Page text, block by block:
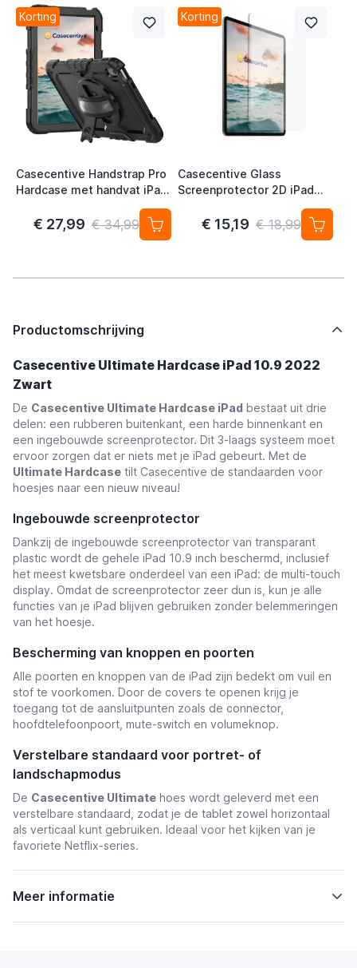
Korting
Casecentive Handstrap Pro
Hardcase met handvat iPad
10.9" (2022) / 11" (2025)
Zwart
€ 27,99 € 34,99
Korting
Casecentive Glass
Screenprotector 2D iPad
10.9" (2022) / 11" (2025)
€ 15,19 € 18,99
Productomschrijving
Casecentive Ultimate Hardcase iPad 10.9 2022
Zwart
De Casecentive Ultimate Hardcase iPad bestaat uit drie
delen: een rubberen buitenkant, een harde binnenkant en
een ingebouwde screenprotector. Dit 3-laags systeem moet
ervoor zorgen dat er niets met je iPad gebeurt. Met de
Ultimate Hardcase tilt Casecentive de standaarden voor
hoesjes naar een nieuw niveau!
Ingebouwde screenprotector
Dankzij de ingebouwde screenprotector van transparant
plastic wordt de gehele iPad 10.9 inch beschermd, inclusief
het meest kwetsbare onderdeel van een iPad: de multi-touch
display. Omdat de screenprotector zeer dun is, kun je alle
functies van je iPad blijven gebruiken zonder belemmeringen
van het hoesje.
Bescherming van knoppen en poorten
Alle poorten en knoppen van de iPad zijn bedekt om vuil en
stof te voorkomen. Door de covers te openen krijg je
toegang tot de aansluitpunten zoals de connector,
hoofdtelefoonpoort, mute-switch en volumeknop.
Verstelbare standaard voor portret- of
landschapmodus
De Casecentive Ultimate hoes wordt geleverd met een
verstelbare standaard, zodat je de tablet zowel horizontaal
als verticaal kunt gebruiken. Ideaal voor het kijken van je
favoriete Netflix-series.
Meer informatie